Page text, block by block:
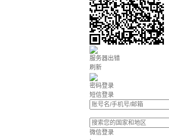
服务器出错
刷新
密码登录
短信登录
微信登录